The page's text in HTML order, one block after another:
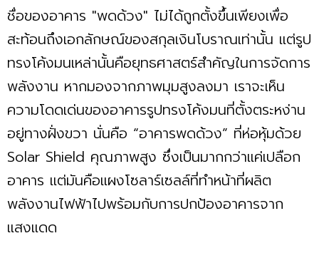
ชื่อของอาคาร "พดด้วง" ไม่ได้ถูกตั้งขึ้นเพียงเพื่อ
สะท้อนถึงเอกลักษณ์ของสกุลเงินโบราณเท่านั้น แต่รูป
ทรงโค้งมนเหล่านั้นคือยุทธศาสตร์สำคัญในการจัดการ
พลังงาน หากมองจากภาพมุมสูงลงมา เราจะเห็น
ความโดดเด่นของอาคารรูปทรงโค้งมนที่ตั้งตระหง่าน
อยู่ทางฝั่งขวา นั่นคือ “อาคารพดด้วง” ที่ห่อหุ้มด้วย
Solar Shield คุณภาพสูง ซึ่งเป็นมากกว่าแค่เปลือก
อาคาร แต่มันคือแผงโซลาร์เซลล์ที่ทำหน้าที่ผลิต
พลังงานไฟฟ้าไปพร้อมกับการปกป้องอาคารจาก
แสงแดด